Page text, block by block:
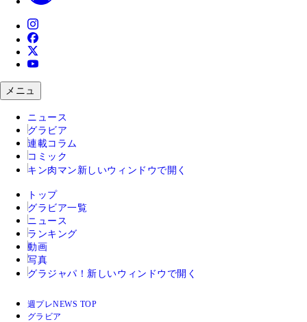
メニュ
ニュース
グラビア
連載コラム
コミック
キン肉マン 新しいウィンドウで開く
トップ
グラビア一覧
ニュース
ランキング
動画
写真
グラジャパ！ 新しいウィンドウで開く
週プレNEWS TOP
グラビア